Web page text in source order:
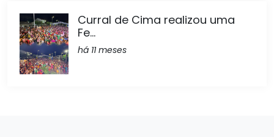
Curral de Cima realizou uma
Fe...
há 11 meses